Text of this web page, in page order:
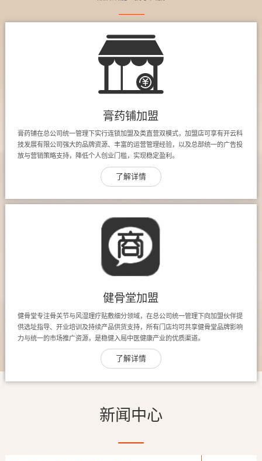
膏药铺加盟
膏药铺在总公司统一管理下实行连锁加盟及类直营双模式，加盟店可享有开云科
技发展有限公司强大的品牌资源、丰富的运营管理经验，以及总部统一的广告投
放与营销策略支持，降低个人创业门槛，实现稳定盈利。
了解详情
健骨堂加盟
健骨堂专注骨关节与风湿理疗贴敷细分领域，在总公司统一管理下向加盟伙伴提
供选址指导、开业培训及持续产品供货支持，所有门店均可共享健骨堂品牌影响
力与统一的市场推广资源，是稳健入局中医健康产业的优质渠道。
了解详情
新闻中心